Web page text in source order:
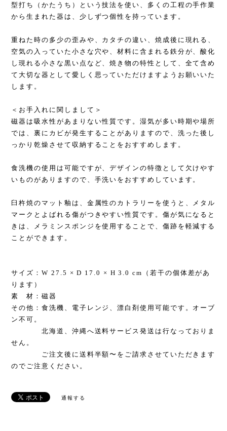
型打ち（かたうち）という技法を使い、多くの工程の手作業
から生まれた器は、少しずつ個性を持っています。
重ねた時の多少の歪みや、カタチの違い、焼成後に現れる、
空気の入っていた小さな穴や、材料に含まれる鉄分が、酸化
し現れる小さな黒い点など、焼き物の特性として、全て含め
て大切な器として愛しく思っていただけますようお願いいた
します。
＜お手入れに関しまして＞
磁器は吸水性があまりない性質です。湿気が多い時期や場所
では、裏にカビが発生することがありますので、洗った後し
っかり乾燥させて収納することをおすすめします。
食洗機の使用は可能ですが、デザインの特徴として欠けやす
いものがありますので、手洗いをおすすめしています。
臼杵焼のマット釉は、金属性のカトラリーを使うと、メタル
マークとよばれる傷がつきやすい性質です。傷が気になると
きは、メラミンスポンジを使用することで、傷跡を軽減する
ことができます。
サイズ：W 27.5 × D 17.0 × H 3.0 cm（若干の個体差があ
ります）
素 材：磁器
その他：食洗機、電子レンジ、漂白剤使用可能です。オーブ
ン不可。
北海道、沖縄へ送料サービス発送は行なっておりま
せん。
ご注文後に送料半額〜をご請求させていただきます
のでご注意ください。
通報する